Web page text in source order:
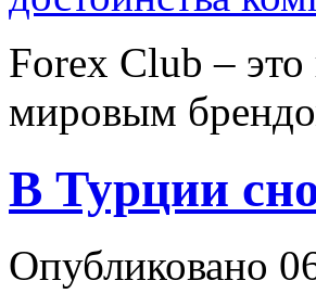
Forex Сlub –
мировым
В Турции
Опубликовано